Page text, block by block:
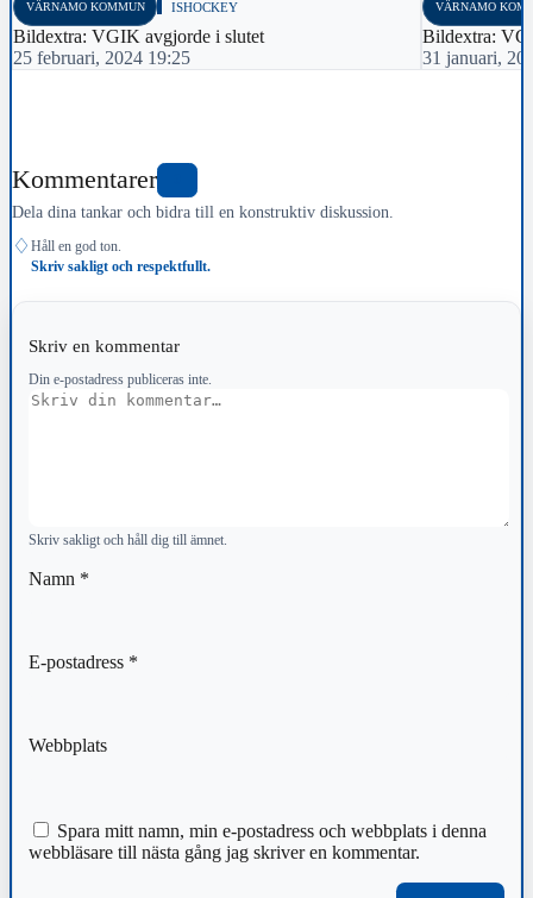
VÄRNAMO KOMMUN ISHOCKEY
Bildextra: VGIK avgjorde i slutet
25 februari, 2024 19:25
VÄRNAMO
Bildextra:
31 januari,
Kommentarer
Dela dina tankar och bidra till en konstruktiv diskussion.
♢ Håll en god ton.
Skriv sakligt och respektfullt.
Skriv en kommentar
Din e-postadress publiceras inte.
Kommentar
Skriv sakligt och håll dig till ämnet.
Namn *
E-postadress *
Webbplats
Spara mitt namn, min e-postadress och webbplats i denna
webbläsare till nästa gång jag skriver en kommentar.